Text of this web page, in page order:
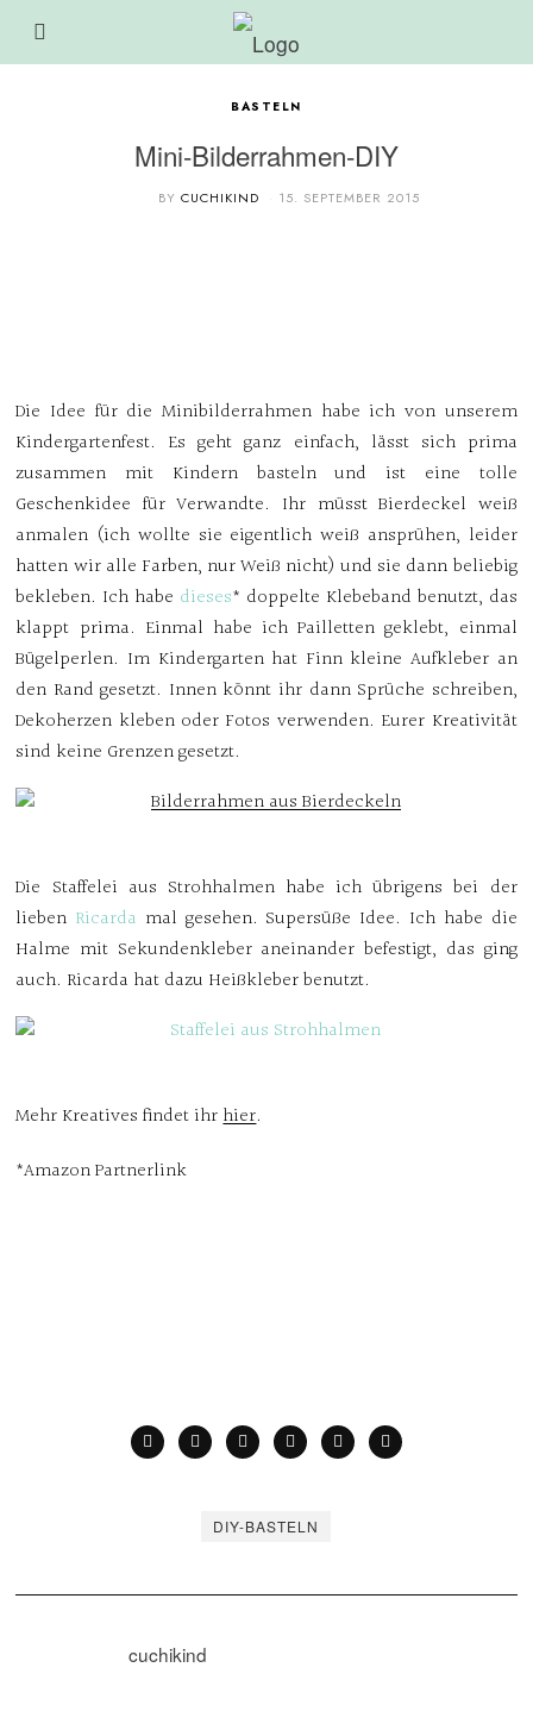
BASTELN
Mini-Bilderrahmen-DIY
BY CUCHIKIND 15. SEPTEMBER 2015
Die Idee für die Minibilderrahmen habe ich von unserem
Kindergartenfest. Es geht ganz einfach, lässt sich prima
zusammen mit Kindern basteln und ist eine tolle
Geschenkidee für Verwandte. Ihr müsst Bierdeckel weiß
anmalen (ich wollte sie eigentlich weiß ansprühen, leider
hatten wir alle Farben, nur Weiß nicht) und sie dann beliebig
bekleben. Ich habe dieses* doppelte Klebeband benutzt, das
klappt prima. Einmal habe ich Pailletten geklebt, einmal
Bügelperlen. Im Kindergarten hat Finn kleine Aufkleber an
den Rand gesetzt. Innen könnt ihr dann Sprüche schreiben,
Dekoherzen kleben oder Fotos verwenden. Eurer Kreativität
sind keine Grenzen gesetzt.
Die Staffelei aus Strohhalmen habe ich übrigens bei der
lieben Ricarda mal gesehen. Supersüße Idee. Ich habe die
Halme mit Sekundenkleber aneinander befestigt, das ging
auch. Ricarda hat dazu Heißkleber benutzt.
Mehr Kreatives findet ihrhier.
*Amazon Partnerlink
DIY-BASTELN
cuchikind